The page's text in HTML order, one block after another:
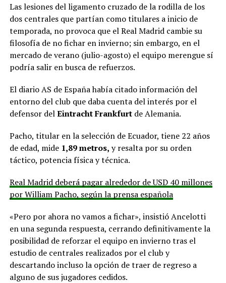
Las lesiones del ligamento cruzado de la rodilla de los
dos centrales que partían como titulares a inicio de
temporada, no provoca que el Real Madrid cambie su
filosofía de no fichar en invierno; sin embargo, en el
mercado de verano (julio-agosto) el equipo merengue sí
podría salir en busca de refuerzos.
El diario AS de España había citado información del
entorno del club que daba cuenta del interés por el
defensor delEintracht Frankfurtde Alemania.
Pacho, titular en la selección de Ecuador, tiene 22 años
de edad, mide 1,89 metros, y resalta por su orden
táctico, potencia física y técnica.
Real Madrid deberá pagar alrededor de USD 40 millones
por William Pacho, según la prensa española
«Pero por ahora no vamos a fichar», insistió Ancelotti
en una segunda respuesta, cerrando definitivamente la
posibilidad de reforzar el equipo en invierno tras el
estudio de centrales realizados por el club y
descartando incluso la opción de traer de regreso a
alguno de sus jugadores cedidos.